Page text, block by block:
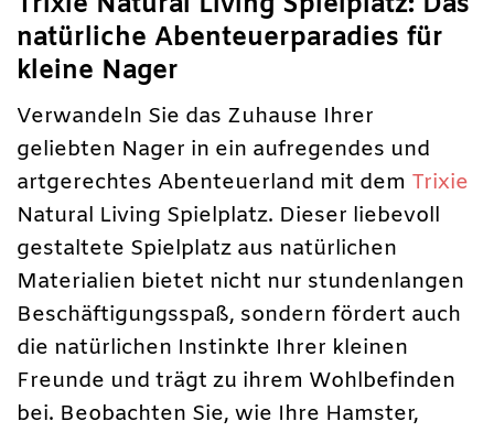
natürliche Abenteuerparadies für
kleine Nager
Verwandeln Sie das Zuhause Ihrer
geliebten Nager in ein aufregendes und
artgerechtes Abenteuerland mit dem Trixie
Natural Living Spielplatz. Dieser liebevoll
gestaltete Spielplatz aus natürlichen
Materialien bietet nicht nur stundenlangen
Beschäftigungsspaß, sondern fördert auch
die natürlichen Instinkte Ihrer kleinen
Freunde und trägt zu ihrem Wohlbefinden
bei. Beobachten Sie, wie Ihre Hamster,